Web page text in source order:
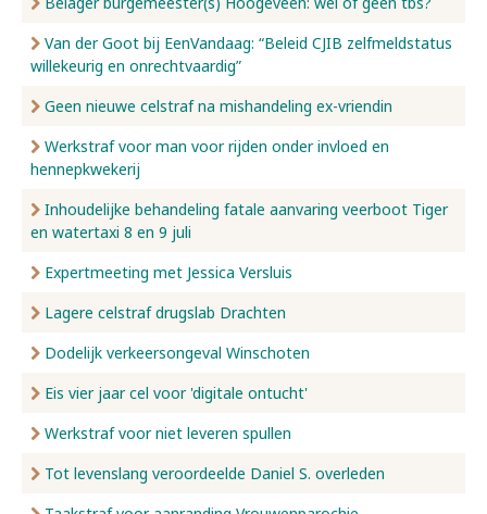
Van der Goot bij EenVandaag: “Beleid CJIB zelfmeldstatus
willekeurig en onrechtvaardig”
Geen nieuwe celstraf na mishandeling ex-vriendin
Werkstraf voor man voor rijden onder invloed en
hennepkwekerij
Inhoudelijke behandeling fatale aanvaring veerboot Tiger
en watertaxi 8 en 9 juli
Expertmeeting met Jessica Versluis
Lagere celstraf drugslab Drachten
Dodelijk verkeersongeval Winschoten
Eis vier jaar cel voor 'digitale ontucht'
Werkstraf voor niet leveren spullen
Tot levenslang veroordeelde Daniel S. overleden